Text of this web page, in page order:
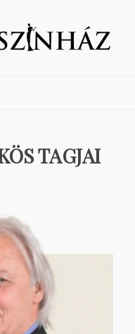
TAGJAI